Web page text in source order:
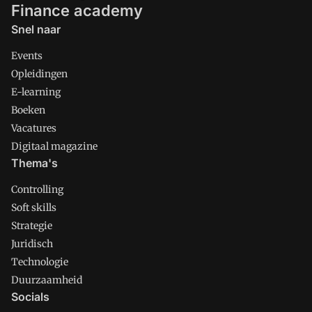
Finance academy
Snel naar
Events
Opleidingen
E-learning
Boeken
Vacatures
Digitaal magazine
Thema's
Controlling
Soft skills
Strategie
Juridisch
Technologie
Duurzaamheid
Socials